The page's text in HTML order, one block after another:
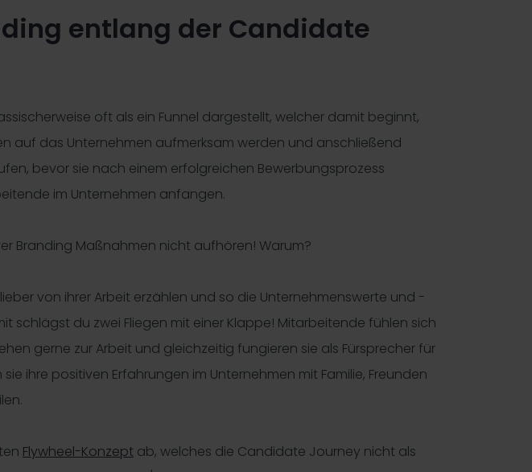
entlang der Candidate
oft als ein Funnel dargestellt, welcher damit beginnt,
auf das Unternehmen aufmerksam werden und anschließend
bevor sie nach einem erfolgreichen Bewerbungsprozess
im Unternehmen anfangen.
Branding Maßnahmen nicht aufhören! Warum?
von ihrer Arbeit erzählen und so die Unternehmenswerte und -
schlägst du zwei Fliegen mit einer Klappe! Mitarbeitende fühlen sich
gerne zur Arbeit und gleichzeitig fungieren sie als Fürsprecher für
ihre positiven Erfahrungen im Unternehmen mit Familie, Freunden
Flywheel-Konzept ab, welches die Candidate Journey nicht als